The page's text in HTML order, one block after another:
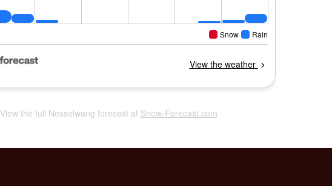
View the full Nesselwang forecast at Snow-Forecast.com